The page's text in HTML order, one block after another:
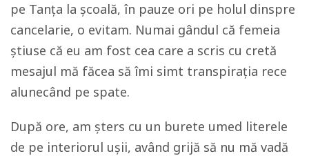
pe Tanța la școală, în pauze ori pe holul dinspre
cancelarie, o evitam. Numai gândul că femeia
știuse că eu am fost cea care a scris cu cretă
mesajul mă făcea să îmi simt transpirația rece
alunecând pe spate.
După ore, am șters cu un burete umed literele
de pe interiorul ușii, având grijă să nu mă vadă